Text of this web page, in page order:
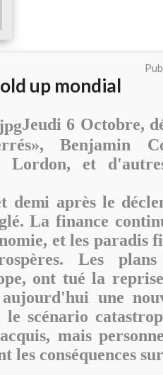
up mondial
Jeudi 6 Octobre,
Benjamin
Lordon, et
demi après le
La finance
et les paradis
Les
ont tué la
une
scénario
mais
les conséquences